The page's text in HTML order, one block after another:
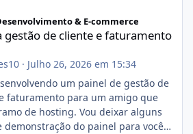
& E-commerce
gestão de cliente e faturamento
· Julho 26, 2026 em 15:34
um painel de gestão de
faturamento para um amigo que
de hosting. Vou deixar alguns
demonstração do painel para vocês